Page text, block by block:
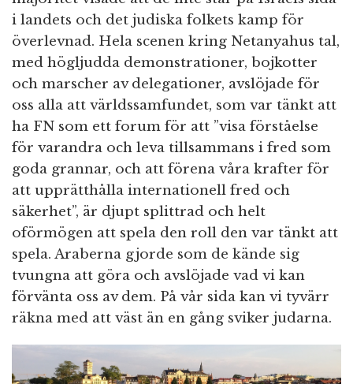
i landets och det judiska folkets kamp för
överlevnad. Hela scenen kring Netanyahus tal,
med högljudda demonstrationer, bojkotter
och marscher av delegationer, avslöjade för
oss alla att världssamfundet, som var tänkt att
ha FN som ett forum för att ”visa förståelse
för varandra och leva tillsammans i fred som
goda grannar, och att förena våra krafter för
att upprätthålla internationell fred och
säkerhet”, är djupt splittrad och helt
oförmögen att spela den roll den var tänkt att
spela. Araberna gjorde som de kände sig
tvungna att göra och avslöjade vad vi kan
förvänta oss av dem. På vår sida kan vi tyvärr
räkna med att väst än en gång sviker judarna.